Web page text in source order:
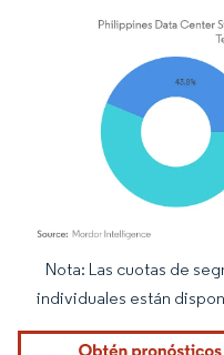
Imagen © Mordor Intelligence. El
Nota: Las cuotas de
individuales están